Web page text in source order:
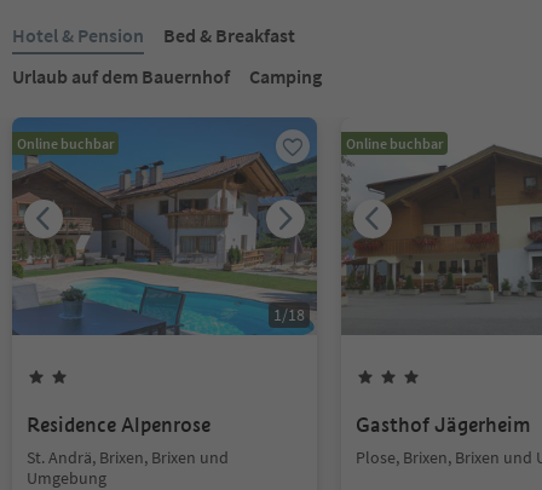
Hotel & Pension
Bed & Breakfast
Urlaub auf dem Bauernhof
Camping
Online buchbar
1/18
Residence Alpenrose
St. Andrä, Brixen, Brixen und
Umgebung
Online buchbar
Gasthof Jägerheim
Plose, Brixen, Brixen und